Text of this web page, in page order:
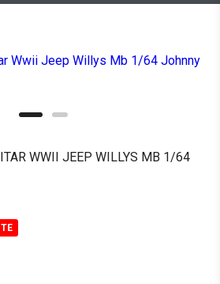
WWII JEEP WILLYS MB 1/64